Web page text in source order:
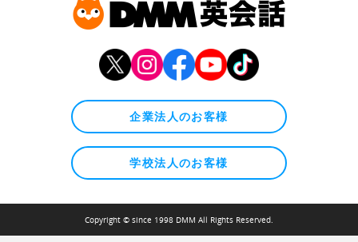
企業法人のお客様
学校法人のお客様
Copyright © since 1998 DMM All Rights Reserved.